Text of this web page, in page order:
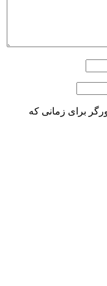
برای زمانی که